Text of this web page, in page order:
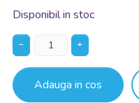
Disponibil in stoc
− +
Adauga in cos